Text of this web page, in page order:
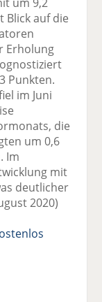
Blick auf die
Erholung
Punkten.
im Juni
die
um 0,6
Im
mit
deutlicher
2020)